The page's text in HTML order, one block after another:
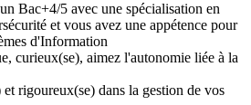
Bac+4/5 avec une spécialisation en
et vous avez une appétence pour
d'Information
curieux(se), aimez l'autonomie liée à la
et rigoureux(se) dans la gestion de vos